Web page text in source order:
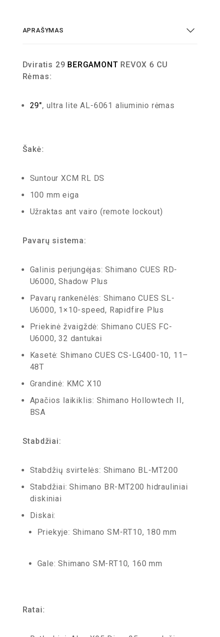
APRAŠYMAS
Dviratis 29 BERGAMONT REVOX 6 CU
Rėmas:
29″, ultra lite AL-6061 aliuminio rėmas
Šakė:
Suntour XCM RL DS
100 mm eiga
Užraktas ant vairo (remote lockout)
Pavarų sistema:
Galinis perjungėjas: Shimano CUES RD-
U6000, Shadow Plus
Pavarų rankenėlės: Shimano CUES SL-
U6000, 1×10-speed, Rapidfire Plus
Priekinė žvaigždė: Shimano CUES FC-
U6000, 32 dantukai
Kasetė: Shimano CUES CS-LG400-10, 11–
48T
Grandinė: KMC X10
Apačios laikiklis: Shimano Hollowtech II,
BSA
Stabdžiai:
Stabdžių svirtelės: Shimano BL-MT200
Stabdžiai: Shimano BR-MT200 hidrauliniai
diskiniai
Diskai:
Priekyje: Shimano SM-RT10, 180 mm
Gale: Shimano SM-RT10, 160 mm
Ratai: